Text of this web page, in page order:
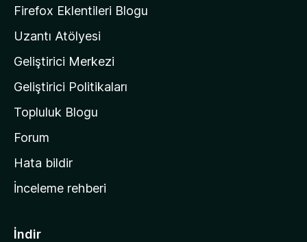
a
n
ı
n
n
a
s
y
a
Firefox Eklentileri Blogu
Uzantı Atölyesi
Geliştirici Merkezi
Geliştirici Politikaları
Topluluk Blogu
Forum
Hata bildir
İnceleme rehberi
İndir